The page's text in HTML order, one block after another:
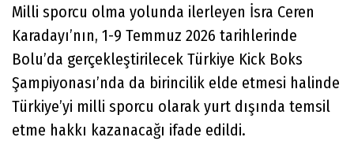
Milli sporcu olma yolunda ilerleyen İsra Ceren
Karadayı’nın, 1-9 Temmuz 2026 tarihlerinde
Bolu’da gerçekleştirilecek Türkiye Kick Boks
Şampiyonası’nda da birincilik elde etmesi halinde
Türkiye’yi milli sporcu olarak yurt dışında temsil
etme hakkı kazanacağı ifade edildi.